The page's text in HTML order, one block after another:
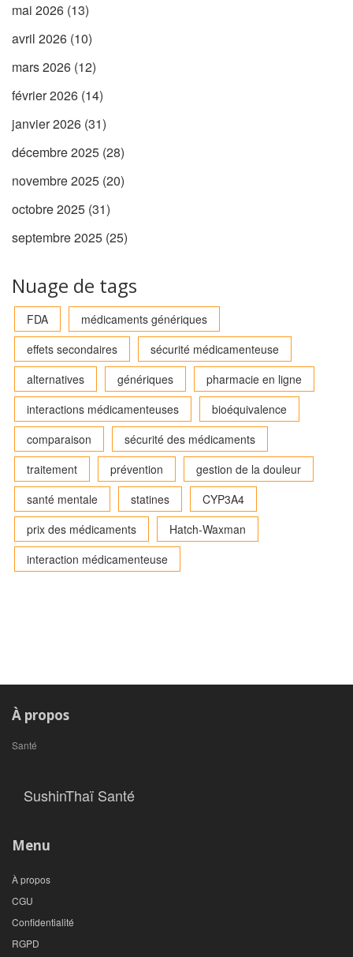
mai 2026 (13)
avril 2026 (10)
mars 2026 (12)
février 2026 (14)
janvier 2026 (31)
décembre 2025 (28)
novembre 2025 (20)
octobre 2025 (31)
septembre 2025 (25)
Nuage de tags
FDA
médicaments génériques
effets secondaires
sécurité médicamenteuse
alternatives
génériques
pharmacie en ligne
interactions médicamenteuses
bioéquivalence
comparaison
sécurité des médicaments
traitement
prévention
gestion de la douleur
santé mentale
statines
CYP3A4
prix des médicaments
Hatch-Waxman
interaction médicamenteuse
À propos
Santé
SushinThaï Santé
Menu
À propos
CGU
Confidentialité
RGPD